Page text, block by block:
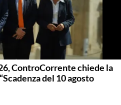
ControCorrente chiede la
del 10 agosto